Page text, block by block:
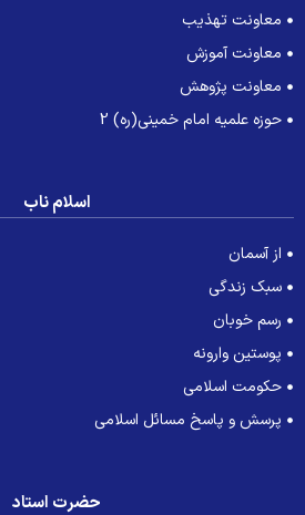
معاونت تهذیب
معاونت آموزش
معاونت پژوهش
حوزه علمیه امام خمینی(ره) 2
اسلام ناب
از آسمان
سبک زندگی
رسم خوبان
پوستین وارونه
حکومت اسلامی
پرسش و پاسخ مسائل اسلامی
حضرت استاد